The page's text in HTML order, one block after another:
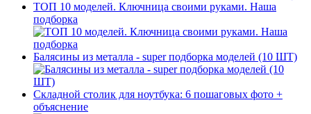
ТОП 10 моделей. Ключница своими руками. Наша
подборка
Балясины из металла - super подборка моделей (10 ШТ)
Складной столик для ноутбука: 6 пошаговых фото +
объяснение